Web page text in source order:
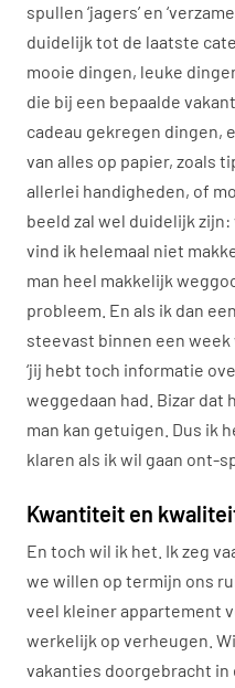
spullen ‘jagers’ en
duidelijk tot de laatste
mooie dingen, leuke
die bij een bepaalde
cadeau gekregen dingen,
van alles op papier, zoals
allerlei handigheden, of
beeld zal wel duidelijk
vind ik helemaal niet
man heel makkelijk
probleem. En als ik dan
steevast binnen een
‘jij hebt toch informatie
weggedaan had. Bizar dat
man kan getuigen. Dus ik
klaren als ik wil gaan ont-
Kwantiteit en
En toch wil ik het. Ik zeg
we willen op termijn ons
veel kleiner appartement
werkelijk op verheugen.
vakanties doorgebracht in